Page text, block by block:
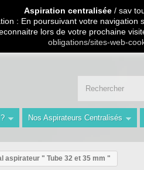
Aspiration centralisée/ sav
: En poursuivant votre navigation
lors de votre prochaine
obligations/sites-web-
SURPRISE A PARTIR DE 99€
06 59 48 32 38 de 9h à 20h
Nos Aspirateurs Centralisés
aspirateur " Tube 32 et 35 mm "